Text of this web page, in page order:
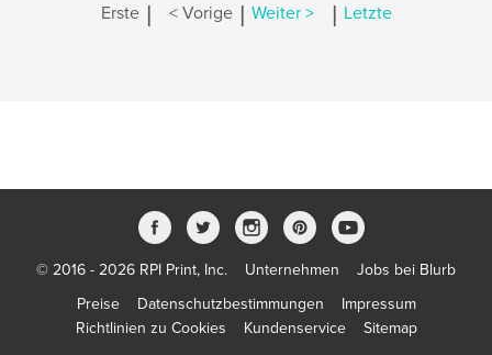
Erste | < Vorige | Weiter > | Letzte
© 2016 - 2026 RPI Print, Inc. Unternehmen
Jobs bei Blurb
Preise
Datenschutzbestimmungen
Impressum
Richtlinien zu Cookies
Kundenservice Sitemap